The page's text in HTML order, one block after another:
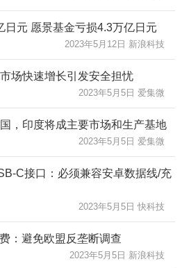
元 愿景基金亏损4.3万亿日元
2023年5月12日 新浪科技
场快速增长引发安全担忧
2023年5月5日 爱集微
，印度将成主要市场和生产基地
2023年5月5日 爱集微
C接口：必须兼容安卓数据线/充
2023年5月5日 快科技
：避免欧盟反垄断调查
2023年5月5日 新浪科技